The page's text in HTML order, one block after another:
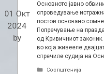
01 Окт
2024
by
Основното јавно
спроведување
постои основано
Попречување на
од Кривичниот
во која живееле
спречиле судија на
Categories
Соопштенија